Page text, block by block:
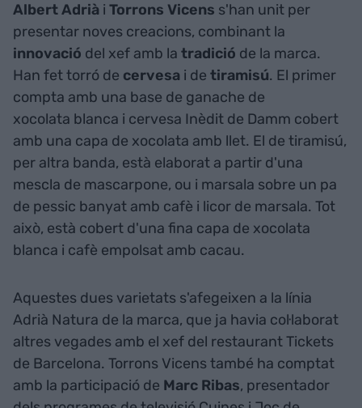
Albert Adrià i Torrons Vicens s'han unit per
presentar noves creacions, combinant la
innovació del xef amb la tradició de la marca.
Han fet torró de cervesa i de tiramisú. El primer
compta amb una base de ganache de
xocolata blanca i cervesa Inèdit de Damm cobert
amb una capa de xocolata amb llet. El de tiramisú,
per altra banda, està elaborat a partir d'una
mescla de mascarpone, ou i marsala sobre un pa
de pessic banyat amb cafè i licor de marsala. Tot
això, està cobert d'una fina capa de xocolata
blanca i cafè empolsat amb cacau.
Aquestes dues varietats s'afegeixen a la línia
Adrià Natura de la marca, que ja havia col·laborat
altres vegades amb el xef del restaurant Tickets
de Barcelona. Torrons Vicens també ha comptat
amb la participació de Marc Ribas, presentador